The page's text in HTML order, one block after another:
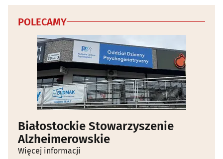
POLECAMY
Białostockie Stowarzyszenie
Alzheimerowskie
Więcej informacji